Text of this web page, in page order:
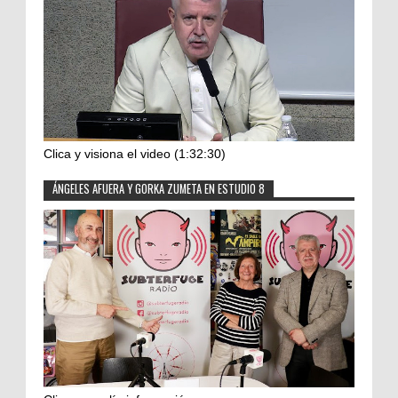
Clica y visiona el video (1:32:30)
ÁNGELES AFUERA Y GORKA ZUMETA EN ESTUDIO 8